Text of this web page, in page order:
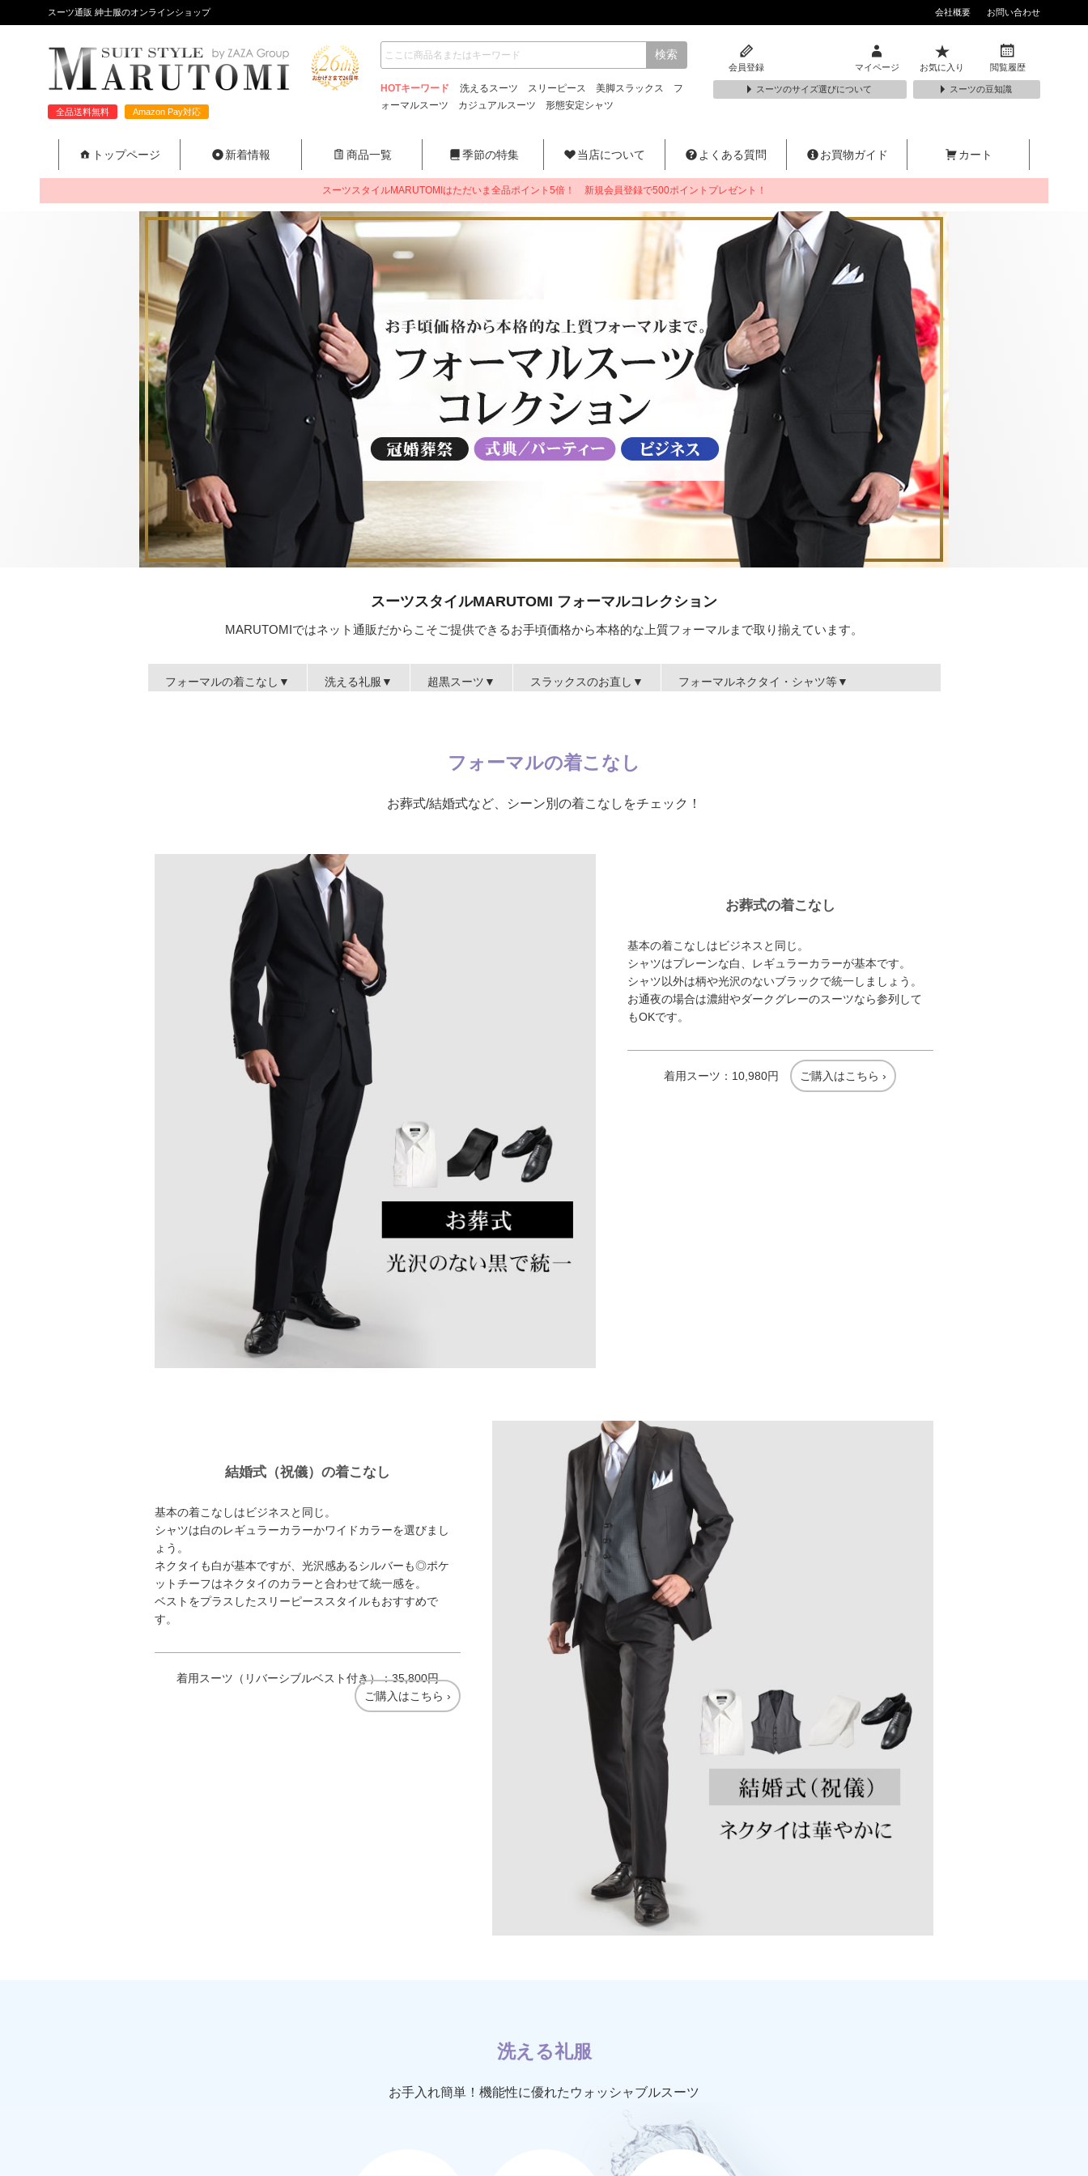
スーツ通販 紳士服のオンラインショップ 会社概要 お問い合わせ
全品送料無料 Amazon Pay対応
HOTキーワード 洗えるスーツ スリーピース 美脚スラックス
フ
ォーマルスーツ
カジュアルスーツ 形態安定シャツ
会員登録 マイページ お気に入り 閲覧履歴
スーツのサイズ選びについて スーツの豆知識
トップページ 新着情報 商品一覧 季節の特集 当店について よくある質問 お買物ガイド カート
スーツスタイルMARUTOMIはただいま全品ポイント5倍！ 新規会員登録で500ポイントプレゼント！
スーツスタイルMARUTOMI フォーマルコレクション
MARUTOMIではネット通販だからこそご提供できるお手頃価格から本格的な上質フォーマルまで取り揃えています。
フォーマルの着こなし▼ 洗える礼服▼ 超黒スーツ▼ スラックスのお直し▼ フォーマルネクタイ・シャツ等▼
フォーマルの着こなし
お葬式/結婚式など、シーン別の着こなしをチェック！
お葬式の着こなし
基本の着こなしはビジネスと同じ。
シャツはプレーンな白、レギュラーカラーが基本です。
シャツ以外は柄や光沢のないブラックで統一しましょう。
お通夜の場合は濃紺やダークグレーのスーツなら参列して
もOKです。
着用スーツ：10,980円 ご購入はこちら ›
結婚式（祝儀）の着こなし
基本の着こなしはビジネスと同じ。
シャツは白のレギュラーカラーかワイドカラーを選びまし
ょう。
ネクタイも白が基本ですが、光沢感あるシルバーも◎ポケ
ットチーフはネクタイのカラーと合わせて統一感を。
ベストをプラスしたスリーピーススタイルもおすすめで
す。
着用スーツ（リバーシブルベスト付き）：35,800円
ご購入はこちら ›
洗える礼服
お手入れ簡単！機能性に優れたウォッシャブルスーツ